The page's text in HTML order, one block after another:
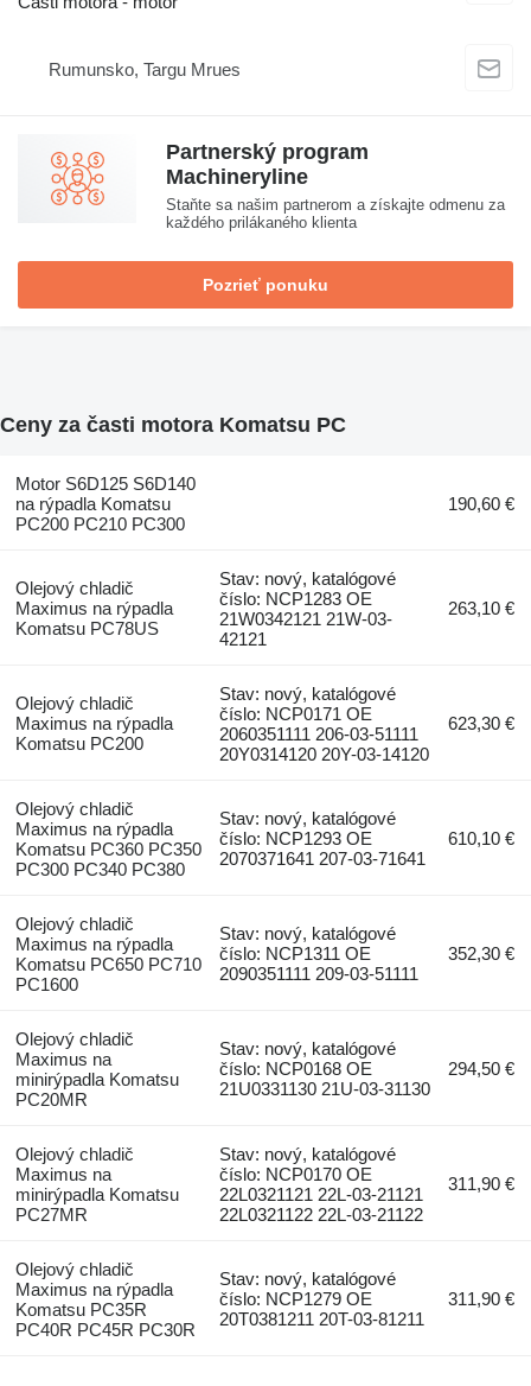
Rumunsko, Targu Mrues
Partnerský program
Machineryline
Staňte sa našim partnerom a získajte odmenu za
každého prilákaného klienta
Pozrieť ponuku
Ceny za časti motora Komatsu PC
Motor S6D125 S6D140
na rýpadla Komatsu
PC200 PC210 PC300
190,60 €
Olejový chladič
Maximus na rýpadla
Komatsu PC78US
Stav: nový, katalógové
číslo: NCP1283 OE
21W0342121 21W-03-
42121
263,10 €
Olejový chladič
Maximus na rýpadla
Komatsu PC200
Stav: nový, katalógové
číslo: NCP0171 OE
2060351111 206-03-51111
20Y0314120 20Y-03-14120
623,30 €
Olejový chladič
Maximus na rýpadla
Komatsu PC360 PC350
PC300 PC340 PC380
Stav: nový, katalógové
číslo: NCP1293 OE
2070371641 207-03-71641
610,10 €
Olejový chladič
Maximus na rýpadla
Komatsu PC650 PC710
PC1600
Stav: nový, katalógové
číslo: NCP1311 OE
2090351111 209-03-51111
352,30 €
Olejový chladič
Maximus na
minirýpadla Komatsu
PC20MR
Stav: nový, katalógové
číslo: NCP0168 OE
21U0331130 21U-03-31130
294,50 €
Olejový chladič
Maximus na
minirýpadla Komatsu
PC27MR
Stav: nový, katalógové
číslo: NCP0170 OE
22L0321121 22L-03-21121
22L0321122 22L-03-21122
311,90 €
Olejový chladič
Maximus na rýpadla
Komatsu PC35R
PC40R PC45R PC30R
Stav: nový, katalógové
číslo: NCP1279 OE
20T0381211 20T-03-81211
311,90 €